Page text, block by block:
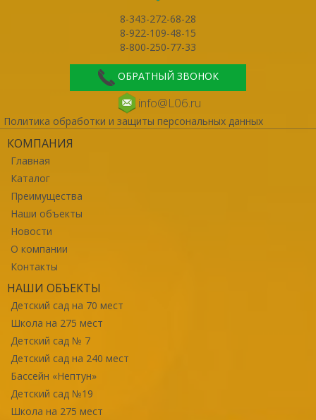
8-343-272-68-28
8-922-109-48-15
8-800-250-77-33
ОБРАТНЫЙ ЗВОНОК
info@L06.ru
Политика обработки и защиты персональных данных
КОМПАНИЯ
Главная
Каталог
Преимущества
Наши объекты
Новости
О компании
Контакты
НАШИ ОБЪЕКТЫ
Детский сад на 70 мест
Школа на 275 мест
Детский сад № 7
Детский сад на 240 мест
Бассейн «Нептун»
Детский сад №19
Школа на 275 мест